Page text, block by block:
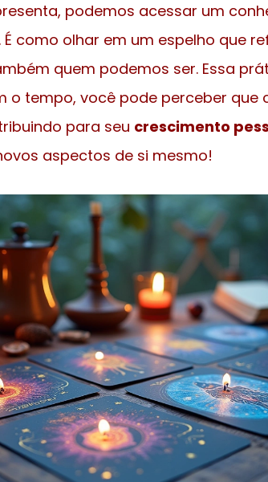
podemos acessar um
como olhar em um espelho que
quem podemos ser. Essa
o tempo, você pode perceber que
para seu crescimento
aspectos de si mesmo!